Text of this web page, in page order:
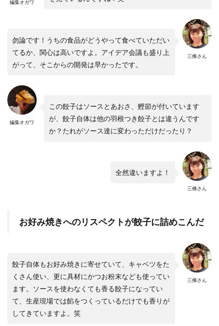
編集オガワ
三條さん
勿論です！うちの食品がどうやって食べていただい
てるか、関心は高いですよ。アイデア会議も盛り上
がって、そこからの開発は早かったです。
編集オガワ
この餃子はソースとあおさ、鰹節が付いています
が、餃子自体は他の羽根つき餃子とは違うんです
か？たれがソース達に変わっただけだったり？
三條さん
全然違いますよ！
お好み焼きへのリスペクトが餃子に詰めこんだ
三條さん
餃子自体もお好み焼きに寄せていて、キャベツをた
くさん使い、更に具材にかつお粉末なども使ってい
ます。ソースを使わなくても香る餃子になってい
て、生産現場では餡をつくっているだけでも香りが
してきていますよ。笑